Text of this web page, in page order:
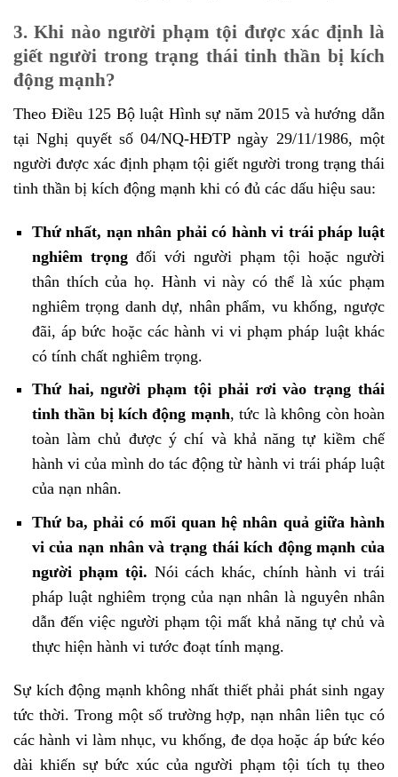
3. Khi nào người phạm tội được xác định là
giết người trong trạng thái tinh thần bị kích
động mạnh?
Theo Điều 125 Bộ luật Hình sự năm 2015 và hướng dẫn
tại Nghị quyết số 04/NQ-HĐTP ngày 29/11/1986, một
người được xác định phạm tội giết người trong trạng thái
tinh thần bị kích động mạnh khi có đủ các dấu hiệu sau:
Thứ nhất, nạn nhân phải có hành vi trái pháp luật
nghiêm trọngđối với người phạm tội hoặc người
thân thích của họ. Hành vi này có thể là xúc phạm
nghiêm trọng danh dự, nhân phẩm, vu khống, ngược
đãi, áp bức hoặc các hành vi vi phạm pháp luật khác
có tính chất nghiêm trọng.
Thứ hai, người phạm tội phải rơi vào trạng thái
tinh thần bị kích động mạnh, tức là không còn hoàn
toàn làm chủ được ý chí và khả năng tự kiềm chế
hành vi của mình do tác động từ hành vi trái pháp luật
của nạn nhân.
Thứ ba, phải có mối quan hệ nhân quả giữa hành
vi của nạn nhân và trạng thái kích động mạnh của
người phạm tội. Nói cách khác, chính hành vi trái
pháp luật nghiêm trọng của nạn nhân là nguyên nhân
dẫn đến việc người phạm tội mất khả năng tự chủ và
thực hiện hành vi tước đoạt tính mạng.
Sự kích động mạnh không nhất thiết phải phát sinh ngay
tức thời. Trong một số trường hợp, nạn nhân liên tục có
các hành vi làm nhục, vu khống, đe dọa hoặc áp bức kéo
dài khiến sự bức xúc của người phạm tội tích tụ theo